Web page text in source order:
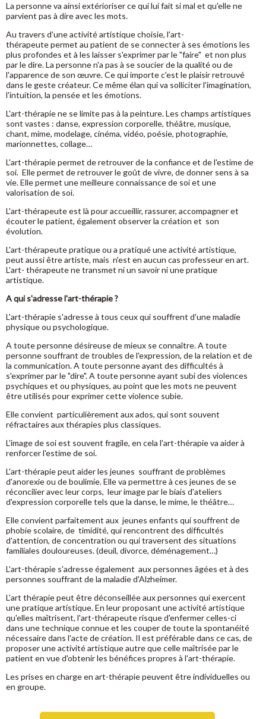
La personne va ainsi extérioriser ce qui lui fait si mal et qu'elle ne
parvient pas à dire avec les mots.
Au travers d'une activité artistique choisie, l'art-
thérapeute permet au patient de se connecter à ses émotions les
plus profondes et à les laisser s'exprimer par le "faire" et non plus
par le dire. La personne n'a pas à se soucier de la qualité ou de
l'apparence de son œuvre. Ce qui importe c'est le plaisir retrouvé
dans le geste créateur. Ce même élan qui va solliciter l'imagination,
l'intuition, la pensée et les émotions.
L'art-thérapie ne se limite pas à la peinture. Les champs artistiques
sont vastes : danse, expression corporelle, théâtre, musique,
chant, mime, modelage, cinéma, vidéo, poésie, photographie,
marionnettes, collage…
L'art-thérapie permet de retrouver de la confiance et de l'estime de
soi. Elle permet de retrouver le goût de vivre, de donner sens à sa
vie. Elle permet une meilleure connaissance de soi et une
valorisation de soi.
L'art-thérapeute est là pour accueillir, rassurer, accompagner et
écouter le patient, également observer la création et son
évolution.
L'art-thérapeute pratique ou a pratiqué une activité artistique,
peut aussi être artiste, mais n'est en aucun cas professeur en art.
L'art- thérapeute ne transmet ni un savoir ni une pratique
artistique.
A qui s'adresse l'art-thérapie ?
L'art-thérapie s'adresse à tous ceux qui souffrent d'une maladie
physique ou psychologique.
A toute personne désireuse de mieux se connaître. A toute
personne souffrant de troubles de l'expression, de la relation et de
la communication. A toute personne ayant des difficultés à
s'exprimer par le "dire". A toute personne ayant subi des violences
psychiques et ou physiques, au point que les mots ne peuvent
être utilisés pour exprimer cette violence subie.
Elle convient particulièrement aux ados, qui sont souvent
réfractaires aux thérapies plus classiques.
L'image de soi est souvent fragile, en cela l'art-thérapie va aider à
renforcer l'estime de soi.
L'art-thérapie peut aider les jeunes souffrant de problèmes
d'anorexie ou de boulimie. Elle va permettre à ces jeunes de se
réconcilier avec leur corps, leur image par le biais d'ateliers
d'expression corporelle tels que la danse, le mime, le théâtre…
Elle convient parfaitement aux jeunes enfants qui souffrent de
phobie scolaire, de timidité, qui rencontrent des difficultés
d'attention, de concentration ou qui traversent des situations
familiales douloureuses. (deuil, divorce, déménagement…)
L'art-thérapie s'adresse également aux personnes âgées et à des
personnes souffrant de la maladie d'Alzheimer.
L'art thérapie peut être déconseillée aux personnes qui exercent
une pratique artistique. En leur proposant une activité artistique
qu'elles maîtrisent, l'art-thérapeute risque d'enfermer celles-ci
dans une technique connue et les couper de toute la spontanéité
nécessaire dans l'acte de création. Il est préférable dans ce cas, de
proposer une activité artistique autre que celle maîtrisée par le
patient en vue d'obtenir les bénéfices propres à l'art-thérapie.
Les prises en charge en art-thérapie peuvent être individuelles ou
en groupe.